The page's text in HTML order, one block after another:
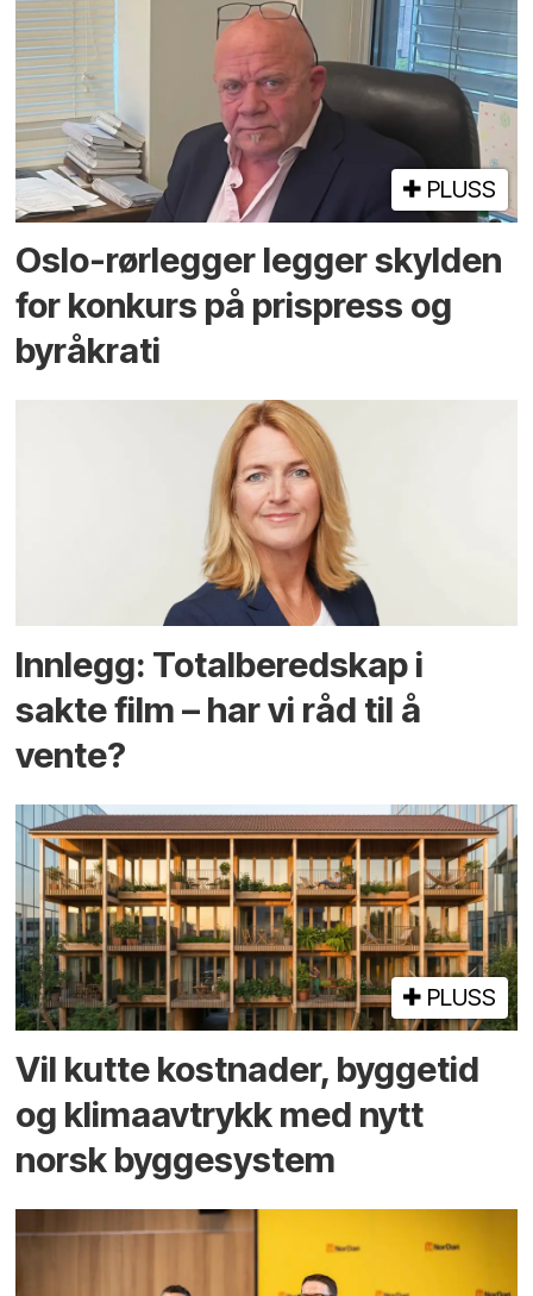
PLUSS
Oslo-rørlegger legger skylden
for konkurs på prispress og
byråkrati
Innlegg: Totalberedskap i
sakte film – har vi råd til å
vente?
PLUSS
Vil kutte kostnader, byggetid
og klima­avtrykk med nytt
norsk bygge­system